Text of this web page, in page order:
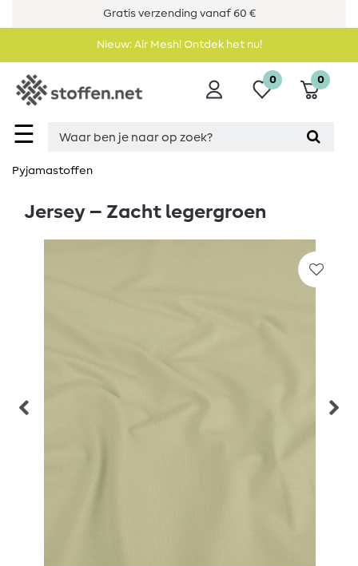
Gratis verzending vanaf 60 €
Nieuw: Air Mesh! Ontdek het nu!
☰
0 0
Pyjamastoffen
Jersey – Zacht legergroen